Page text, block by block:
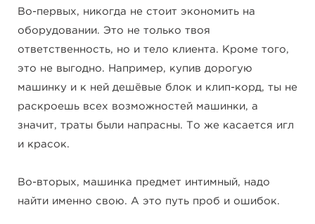
Во-первых, никогда не стоит экономить на
оборудовании. Это не только твоя
ответственность, но и тело клиента. Кроме того,
это не выгодно. Например, купив дорогую
машинку и к ней дешёвые блок и клип-корд, ты не
раскроешь всех возможностей машинки, а
значит, траты были напрасны. То же касается игл
и красок.
Во-вторых, машинка предмет интимный, надо
найти именно свою. А это путь проб и ошибок.